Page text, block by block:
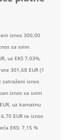
iznos 300,00
sa svim
uz EKS 7,03%,
301,68 EUR (1
zatraženi iznos
iznos sa svim
uz kamatnu
EUR te iznos
EKS: 7,15 %